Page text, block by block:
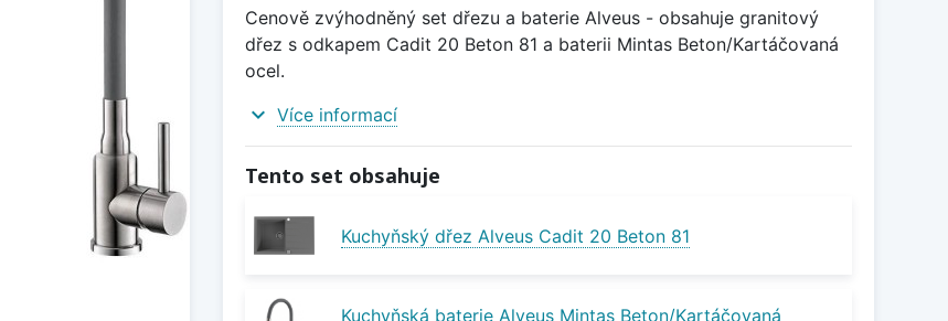
Cenově zvýhodněný set dřezu a baterie Alveus - obsahuje granitový
dřez s odkapem Cadit 20 Beton 81 a baterii Mintas Beton/Kartáčovaná
ocel.
expand_more Více informací
Tento set obsahuje
Kuchyňský dřez Alveus Cadit 20 Beton 81
Kuchyňská baterie Alveus Mintas Beton/Kartáčovaná